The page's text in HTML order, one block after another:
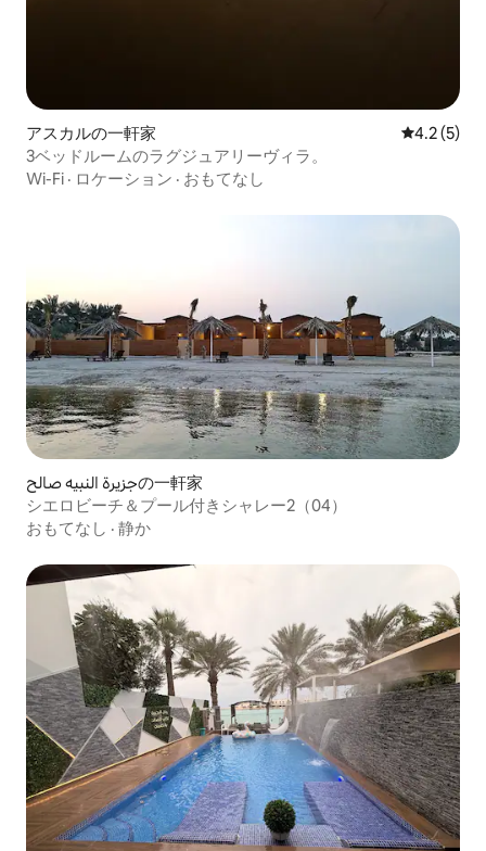
アスカルの一軒家 レビュー5
4.2 (5)
3ベッドルームのラグジュアリーヴィラ。
Wi-Fi · ロケーション · おもてなし
جزيرة النبيه صالحの一軒家
シエロビーチ＆プール付きシャレー2（04）
おもてなし · 静か